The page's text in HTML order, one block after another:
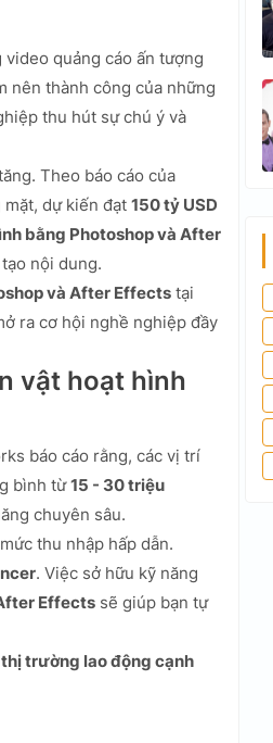
quảng cáo ấn tượng
nên thành công của những
thu hút sự chú ý và
Theo báo cáo của
dự kiến đạt 150 tỷ USD
bằng Photoshop và After
nội dung.
và After Effects tại
ra cơ hội nghề nghiệp đầy
vật hoạt hình
báo cáo rằng, các vị trí
bình từ15 - 30 triệu
chuyên sâu.
thu nhập hấp dẫn.
. Việc sở hữu kỹ năng
Effects sẽ giúp bạn tự
trường lao động cạnh